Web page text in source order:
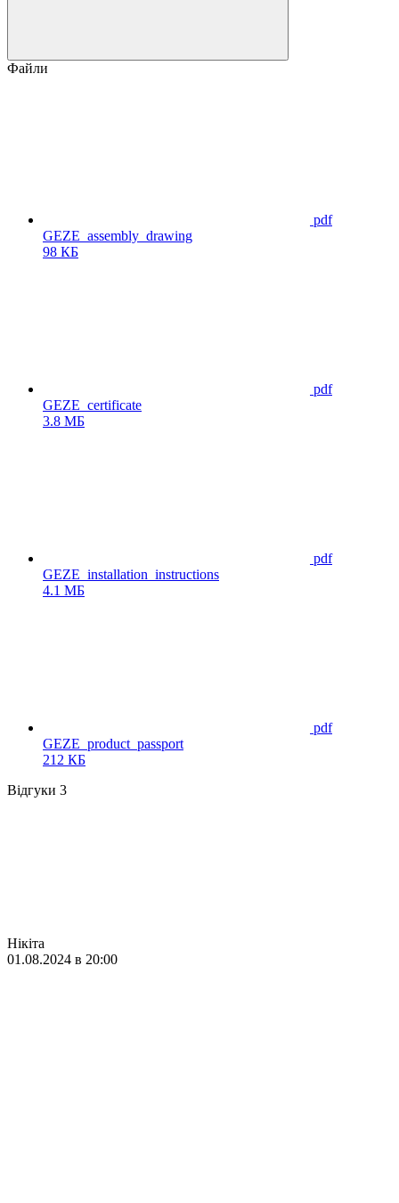
Файли
pdf
GEZE_assembly_drawing
98 КБ
pdf
GEZE_certificate
3.8 МБ
pdf
GEZE_installation_instructions
4.1 МБ
pdf
GEZE_product_passport
212 КБ
Відгуки 3
Нікіта
01.08.2024 в 20:00